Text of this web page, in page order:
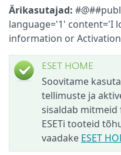
Ärikasutajad:
language='1' content='I
information or
ESET HOME
Soovitame
tellimuste ja
sisaldab
ESETi tooteid
vaadake ESET